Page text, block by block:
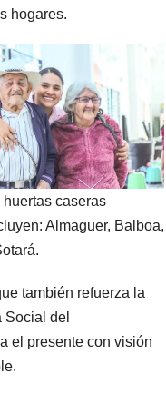
hogares.
caseras
Almaguer, Balboa,
también refuerza la
Social del
el presente con visión